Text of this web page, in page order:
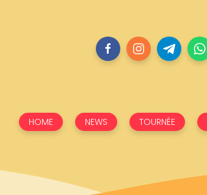
HOME NEWS TOURNÉE